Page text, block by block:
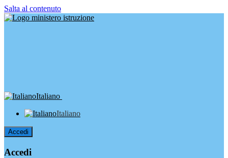
Salta al contenuto
Italiano
Italiano
Accedi
Accedi